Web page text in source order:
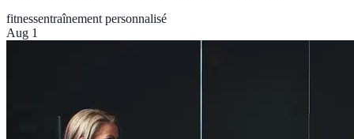
fitnessentraînement personnalisé
Aug 1